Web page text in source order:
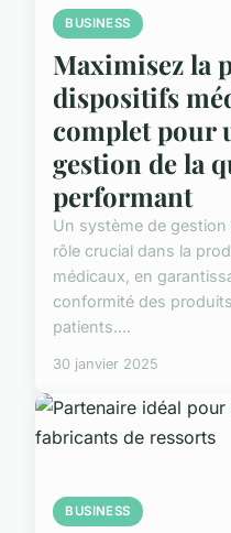
BUSINESS
Maximisez la
dispositifs
complet pour
gestion de la
performant
Un système de gestion
rôle crucial dans la
médicaux, en
conformité des
patients....
30 janvier 2025
BUSINESS